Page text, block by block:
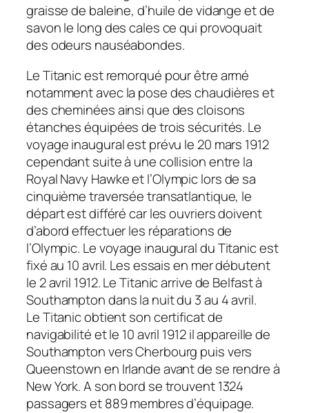
graisse de baleine, d’huile de vidange et de
savon le long des cales ce qui provoquait
des odeurs nauséabondes.
LeTitanicest remorqué pour être armé
notamment avec la pose des chaudières et
des cheminées ainsi que des cloisons
étanches équipées de trois sécurités. Le
voyage inaugural est prévu le 20 mars 1912
cependant suite à une collision entre la
Royal Navy Hawkeet l’Olympiclors de sa
cinquième traversée transatlantique, le
départ est différé car les ouvriers doivent
d’abord effectuer les réparations de
l’Olympic. Le voyage inaugural duTitanicest
fixé au 10 avril. Les essais en mer débutent
le 2 avril 1912. LeTitanicarrive de Belfast à
Southampton dans la nuit du 3 au 4 avril.
LeTitanicobtient son certificat de
navigabilité et le 10 avril 1912 il appareille de
Southampton vers Cherbourg puis vers
Queenstown en Irlande avant de se rendre à
New York. A son bord se trouvent 1324
passagers et 889 membres d’équipage.